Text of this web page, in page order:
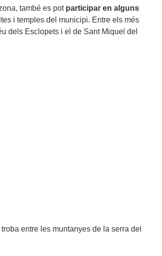
també es pot participar en alguns
i temples del municipi. Entre els més
dels Esclopets i el de Sant Miquel del
entre les muntanyes de la serra del